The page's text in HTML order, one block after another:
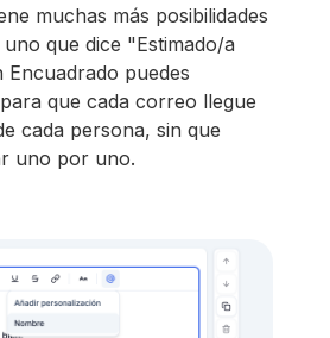
muchas más posibilidades
que dice "Estimado/a
Encuadrado puedes
que cada correo llegue
cada persona, sin que
uno por uno.